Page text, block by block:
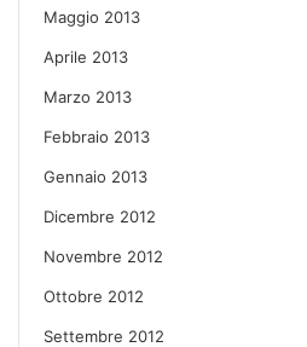
Maggio 2013
Aprile 2013
Marzo 2013
Febbraio 2013
Gennaio 2013
Dicembre 2012
Novembre 2012
Ottobre 2012
Settembre 2012